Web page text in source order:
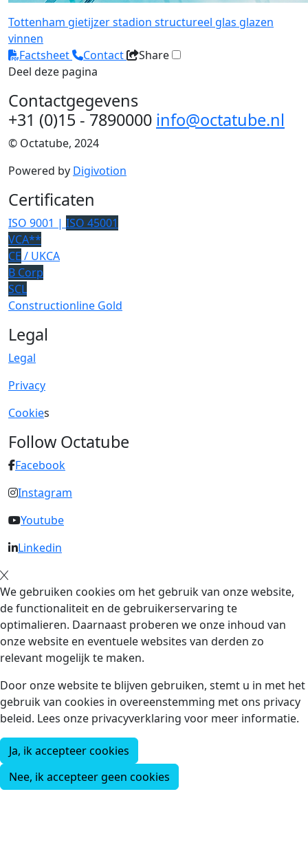
Tottenham gietijzerstadion structureel glas glazen
vinnen
Factsheet
Contact
Share
Deel deze pagina
Contactgegevens
+31 (0)15 - 7890000 info@octatube.nl
© Octatube, 2024
Powered by Digivotion
Certificaten
ISO 9001 | ISO 45001
VCA**
CE / UKCA
B Corp
SCL
Constructionline Gold
Legal
Legal
Privacy
Cookies
Follow Octatube
Facebook
Instagram
Youtube
Linkedin
We gebruiken cookies om het gebruik van onze website,
de functionaliteit en de gebruikerservaring te
optimalieren. Daarnaast proberen we onze inhoud van
onze website en eventuele websites van derden zo
relevant mogelijk te maken.
Door onze website te blijven gebruiken, stemt u in met het
gebruik van cookies in overeenstemming met ons privacy
beleid. Lees onze privacyverklaring voor meer informatie.
Ja, ik accepteer cookies
Nee, ik accepteer geen cookies